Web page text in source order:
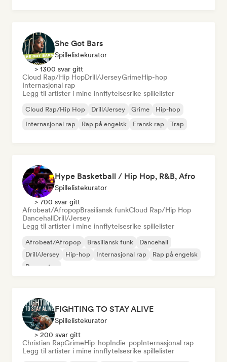
She Got Bars
Spillelistekurator
> 1300 svar gitt
Cloud Rap/Hip HopDrill/JerseyGrimeHip-hop
Internasjonal rap
Legg til artister i mine innflytelsesrike spillelister
Cloud Rap/Hip Hop Drill/Jersey Grime
Hip-hop
Internasjonal rap
Rap på engelsk Fransk rap Trap
Hype Basketball / Hip Hop, R&B, Afro
Spillelistekurator
> 700 svar gitt
Afrobeat/AfropopBrasiliansk funkCloud Rap/Hip Hop
DancehallDrill/Jersey
Legg til artister i mine innflytelsesrike spillelister
Afrobeat/Afropop Brasiliansk funk
Dancehall
Drill/Jersey
Hip-hop Internasjonal rap
Rap på engelsk
Reggaeton
FIGHTING TO STAY ALIVE
Spillelistekurator
> 200 svar gitt
Christian RapGrimeHip-hopIndie-popInternasjonal rap
Legg til artister i mine innflytelsesrike spillelister